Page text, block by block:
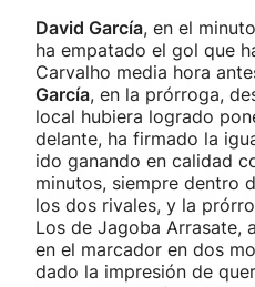
David García, en el
ha empatado el gol que
Carvalho media hora
García, en la prórroga,
local hubiera logrado
delante, ha firmado la
ido ganando en calidad
minutos, siempre dentro
los dos rivales, y la
Los de Jagoba Arrasate,
en el marcador en dos
dado la impresión de